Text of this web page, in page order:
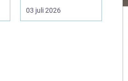
mycket logis...
03 juli 2026